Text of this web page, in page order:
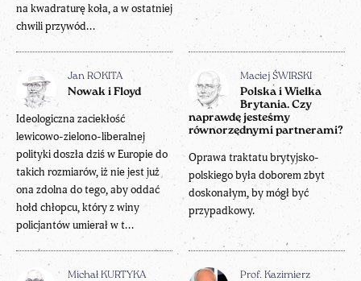
na kwadraturę koła, a w ostatniej
chwili przywód...
Jan ROKITA
Nowak i Floyd
Ideologiczna zaciekłość
lewicowo-zielono-liberalnej
polityki doszła dziś w Europie do
takich rozmiarów, iż nie jest już
ona zdolna do tego, aby oddać
hołd chłopcu, który z winy
policjantów umierał w t...
Maciej ŚWIRSKI
Polska i Wielka
Brytania. Czy
naprawdę jesteśmy
równorzędnymi partnerami?
Oprawa traktatu brytyjsko-
polskiego była doborem zbyt
doskonałym, by mógł być
przypadkowy.
Michał KURTYKA
Prof. Kazimierz